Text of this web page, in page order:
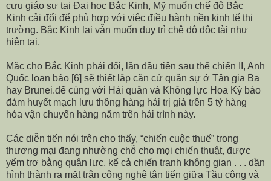
cựu giáo sư tại Đại học Bắc Kinh, Mỹ muốn chế độ Bắc
Kinh cải đổi để phù hợp với việc điều hành nền kinh tế thị
trường. Bắc Kinh lại vẫn muốn duy trì chệ độ độc tài như
hiện tại.
Măc cho Bắc Kinh phải đối, lần đầu tiên sau thế chiến II, Anh
Quốc loan báo [6] sẽ thiết lâp căn cứ quân sự ở Tân gia Ba
hay Brunei.để cùng với Hải quân và Không lực Hoa Kỳ bảo
đảm huyết mạch lưu thông hàng hải trị giá trên 5 tỷ hàng
hóa vận chuyển hàng năm trên hải trình này.
Các diễn tiến nói trên cho thấy, “chiến cuộc thuế” trong
thương mại đang nhường chỗ cho mọi chiến thuật, được
yểm trợ bằng quân lực, kể cả chiến tranh không gian . . . dần
hình thành ra mặt trận công nghệ tân tiến giữa Tầu cộng và